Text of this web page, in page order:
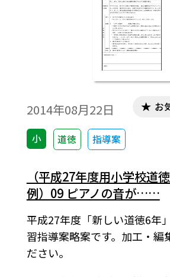
2014年08月22日
小 道徳 指導案
お
（平成27年度用小学校道
例）09 ピアノの音が……
平成27年度「新しい道徳6年
習指導案略案です。加工・編
ださい。